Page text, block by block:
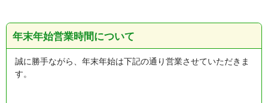
年末年始営業時間について
誠に勝手ながら、年末年始は下記の通り営業させていただきま
す。